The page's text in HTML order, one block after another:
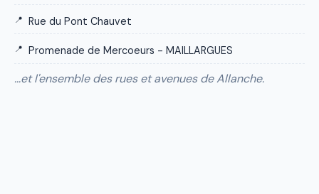
Rue du Pont Chauvet
Promenade de Mercoeurs - MAILLARGUES
…et l'ensemble des rues et avenues de Allanche.